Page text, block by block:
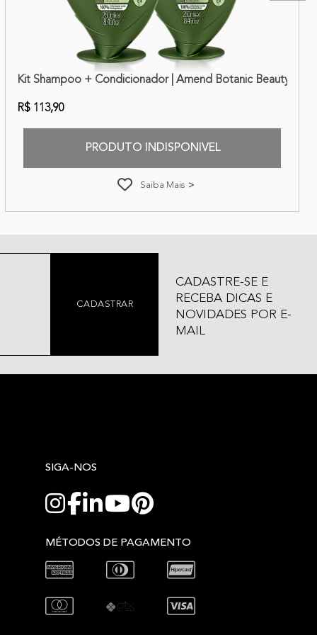
Kit Shampoo + Condicionador | Amend Botanic Beauty
R$ 113,90
PRODUTO INDISPONIVEL
Saiba Mais
CADASTRAR
CADASTRE-SE E
RECEBA DICAS E
NOVIDADES POR E-
MAIL
SIGA-NOS
MÉTODOS DE PAGAMENTO